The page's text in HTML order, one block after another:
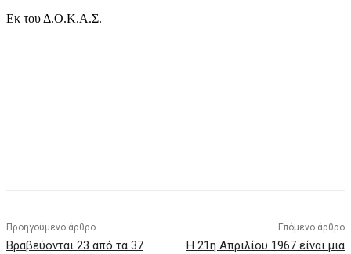
Εκ του Δ.Ο.Κ.Α.Σ.
Προηγούμενο άρθρο
Βραβεύονται 23 από τα 37
Επόμενο άρθρο
Η 21η Απριλίου 1967 είναι μια